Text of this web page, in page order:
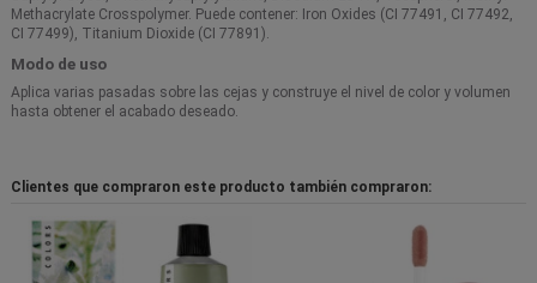
Methacrylate Crosspolymer. Puede contener: Iron Oxides (CI 77491, CI 77492,
CI 77499), Titanium Dioxide (CI 77891).
Modo de uso
Aplica varias pasadas sobre las cejas y construye el nivel de color y volumen
hasta obtener el acabado deseado.
Clientes que compraron este producto también compraron: